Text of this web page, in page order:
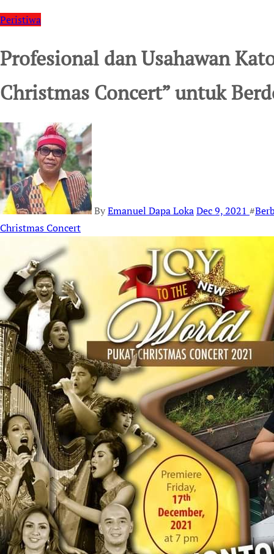
Peristiwa
Profesional dan Usahawan
Christmas Concert” untuk
ByEmanuel Dapa LokaDec 9, 2021 #
Christmas Concert